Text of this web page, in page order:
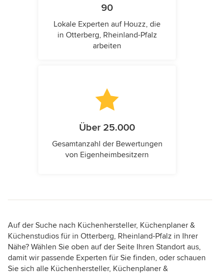
90
Lokale Experten auf Houzz, die
in Otterberg, Rheinland-Pfalz
arbeiten
Über 25.000
Gesamtanzahl der Bewertungen
von Eigenheimbesitzern
Auf der Suche nach Küchenhersteller, Küchenplaner &
Küchenstudios für in Otterberg, Rheinland-Pfalz in Ihrer
Nähe? Wählen Sie oben auf der Seite Ihren Standort aus,
damit wir passende Experten für Sie finden, oder schauen
Sie sich alle Küchenhersteller, Küchenplaner &